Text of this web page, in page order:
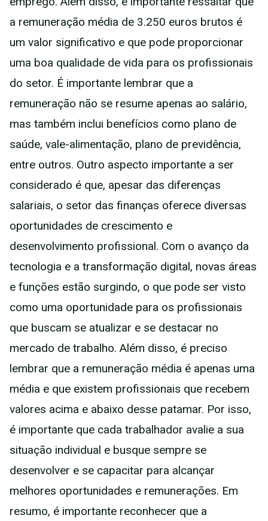
a remuneração média de 3.250 euros brutos é
um valor significativo e que pode proporcionar
uma boa qualidade de vida para os profissionais
do setor. É importante lembrar que a
remuneração não se resume apenas ao salário,
mas também inclui benefícios como plano de
saúde, vale-alimentação, plano de previdência,
entre outros. Outro aspecto importante a ser
considerado é que, apesar das diferenças
salariais, o setor das finanças oferece diversas
oportunidades de crescimento e
desenvolvimento profissional. Com o avanço da
tecnologia e a transformação digital, novas áreas
e funções estão surgindo, o que pode ser visto
como uma oportunidade para os profissionais
que buscam se atualizar e se destacar no
mercado de trabalho. Além disso, é preciso
lembrar que a remuneração média é apenas uma
média e que existem profissionais que recebem
valores acima e abaixo desse patamar. Por isso,
é importante que cada trabalhador avalie a sua
situação individual e busque sempre se
desenvolver e se capacitar para alcançar
melhores oportunidades e remunerações. Em
resumo, é importante reconhecer que a